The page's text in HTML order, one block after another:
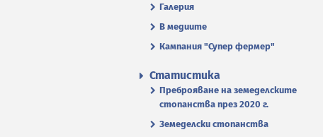
Галерия
В медиите
Кампания "Супер фермер"
Статистика
Преброяване на земеделските
стопанства през 2020 г.
Земеделски стопанства